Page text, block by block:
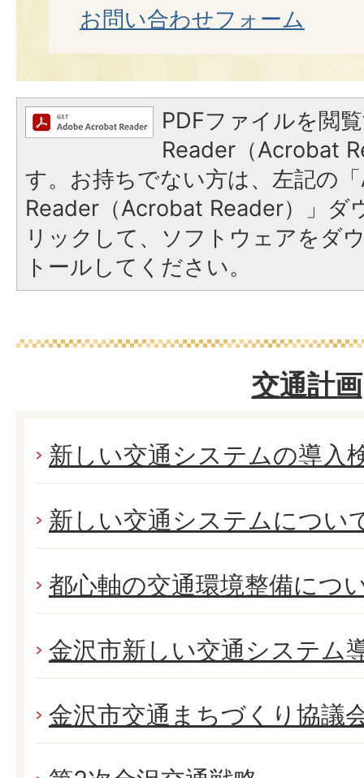
お問い合わせフォーム
PDFファイルを閲
Reader（Acrobat
す。お持ちでない方は、左記の
Reader（Acrobat Reader）」ダ
リックして、ソフトウェアをダ
トールしてください。
交通計画
新しい交通システムの導入
新しい交通システムについ
都心軸の交通環境整備につ
金沢市新しい交通システム
金沢市交通まちづくり協議